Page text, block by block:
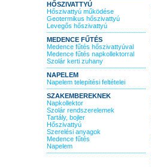
HŐSZIVATTYÚ
Hőszivattyú működése
Geotermikus hőszivattyú
Levegős hőszivattyú
MEDENCE FŰTÉS
Medence fűtés hőszivattyúval
Medence fűtés napkollektorral
Szolár kerti zuhany
NAPELEM
Napelem telepítési feltételei
SZAKEMBEREKNEK
Napkollektor
Szolár rendszerelemek
Tartály, bojler
Hőszivattyú
Szerelési anyagok
Medence fűtés
Napelem